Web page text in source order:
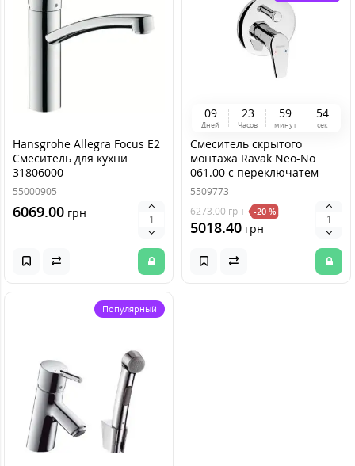
Hansgrohe Allegra Focus E2
Смеситель для кухни
31806000
55000905
6069.00 грн
09
Дней
23
Часов
59
минут
54
сек
Смеситель скрытого
монтажа Ravak Neo-No
061.00 с переключатем
5509773
6273.00грн -20 %
5018.40 грн
Популярный